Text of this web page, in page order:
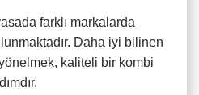
farklı markalarda
Daha iyi bilinen
kaliteli bir kombi